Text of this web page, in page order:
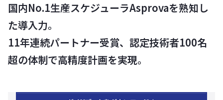
国内No.1生産スケジューラAsprovaを熟知し
た導入力。
11年連続パートナー受賞、認定技術者100名
超の体制で高精度計画を実現。